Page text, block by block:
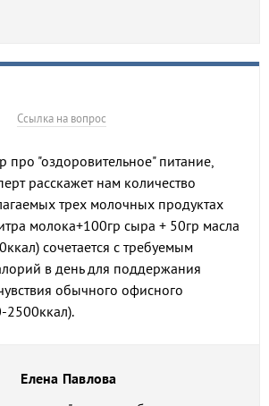
Ссылка на вопрос
про "оздоровительное" питание,
расскажет нам количество
трех молочных продуктах
молока+100гр сыра + 50гр масла
сочетается с требуемым
в день для поддержания
обычного офисного
2500ккал).
Елена Павлова